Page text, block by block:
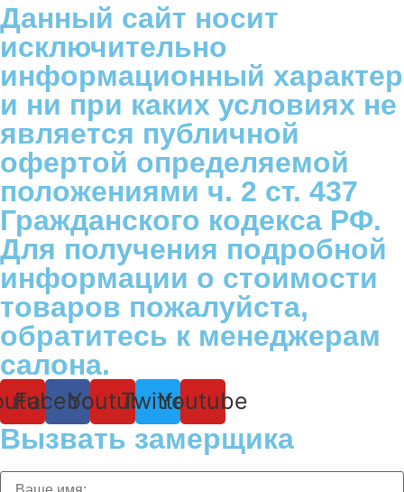
Данный сайт носит
исключительно
информационный характер
и ни при каких условиях не
является публичной
офертой определяемой
положениями ч. 2 ст. 437
Гражданского кодекса РФ.
Для получения подробной
информации о стоимости
товаров пожалуйста,
обратитесь к менеджерам
салона.
Facebook
YoutubeTwitterYoutube
Вызвать замерщика